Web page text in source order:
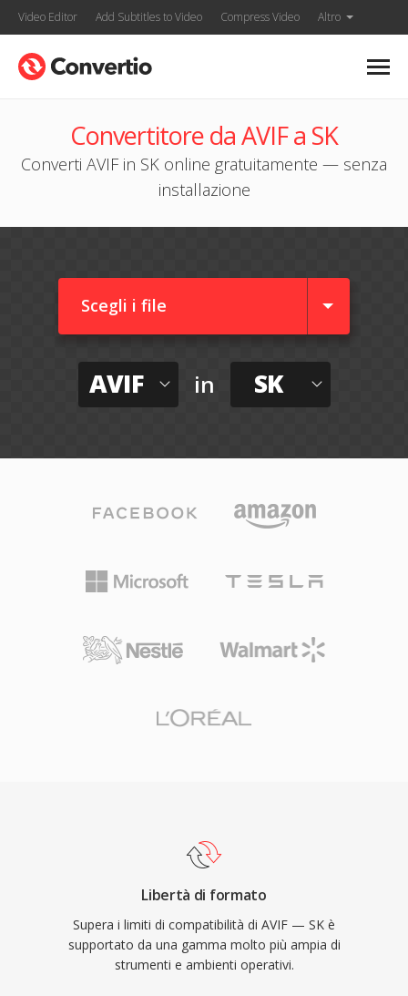
Video Editor Add Subtitles to Video Compress Video Altro
Convertitore da AVIF a SK
Converti AVIF in SK online gratuitamente — senza
installazione
Scegli i file
AVIF in SK
Libertà di formato
Supera i limiti di compatibilità di AVIF — SK è
supportato da una gamma molto più ampia di
strumenti e ambienti operativi.